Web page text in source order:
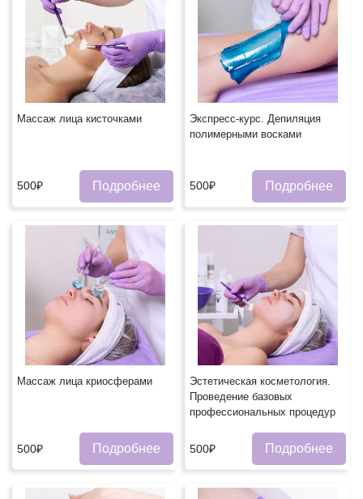
Массаж лица кисточками
500₽ Подробнее
Экспресс-курс. Депиляция
полимерными восками
500₽ Подробнее
Массаж лица криосферами
500₽ Подробнее
Эстетическая косметология.
Проведение базовых
профессиональных процедурㅤ
500₽ Подробнее